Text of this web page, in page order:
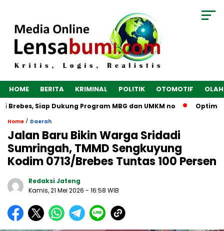
HOME BERITA KRIMINAL POLITIK OTOMOTIF
Siap Dukung Program MBG dan UMKM no
Home / Daerah
Jalan Baru Bikin Warga Sridadi
Sumringah, TMMD Sengkuyung
Kodim 0713/Brebes Tuntas 100 Persen
Redaksi Jateng
Kamis, 21 Mei 2026 - 16:58 WIB